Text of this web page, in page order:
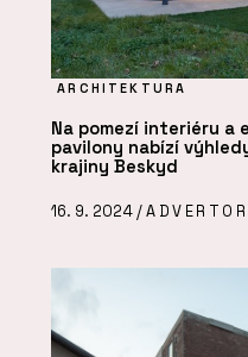
ARCHITEKTURA
Na pomezí interiéru a
pavilony nabízí
krajiny Beskyd
16. 9. 2024 /